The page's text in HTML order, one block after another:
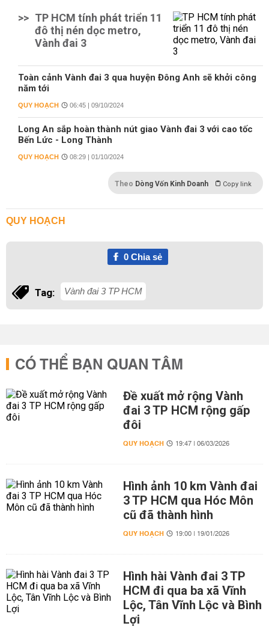
>> TP HCM tính phát triển 11
đô thị nén dọc metro,
Vành đai 3
Toàn cảnh Vành đai 3 qua huyện Đông Anh sẽ khởi công
năm tới
QUY HOẠCH 06:45 | 09/10/2024
Long An sắp hoàn thành nút giao Vành đai 3 với cao tốc
Bến Lức - Long Thành
QUY HOẠCH 08:29 | 01/10/2024
Theo Dòng Vốn Kinh Doanh Copy link
QUY HOẠCH
0Chia sẻ
Tag: Vành đai 3 TP HCM
CÓ THỂ BẠN QUAN TÂM
Đề xuất mở rộng Vành
đai 3 TP HCM rộng gấp
đôi
QUY HOẠCH 19:47 | 06/03/2026
Hình ảnh 10 km Vành đai
3 TP HCM qua Hóc Môn
cũ đã thành hình
QUY HOẠCH 19:00 | 19/01/2026
Hình hài Vành đai 3 TP
HCM đi qua ba xã Vĩnh
Lộc, Tân Vĩnh Lộc và Bình
Lợi